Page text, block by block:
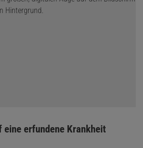
eine erfundene Krankheit